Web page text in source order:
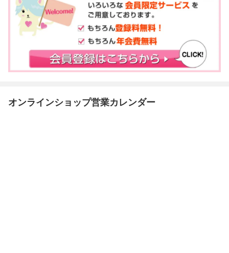
オンラインショップ営業カレンダー